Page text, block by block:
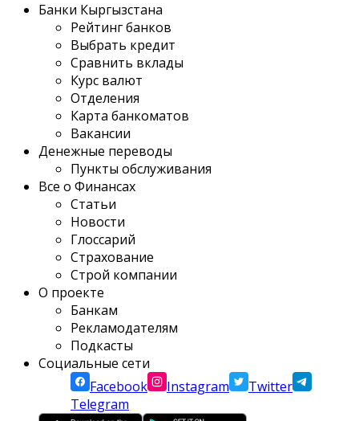
Банки Кыргызстана
Рейтинг банков
Выбрать кредит
Сравнить вклады
Курс валют
Отделения
Карта банкоматов
Вакансии
Денежные переводы
Пункты обслуживания
Все о Финансах
Статьи
Новости
Глоссарий
Страхование
Строй компании
О проекте
Банкам
Рекламодателям
Подкасты
Социальные сети
Facebook
Instagram
Twitter
Telegram